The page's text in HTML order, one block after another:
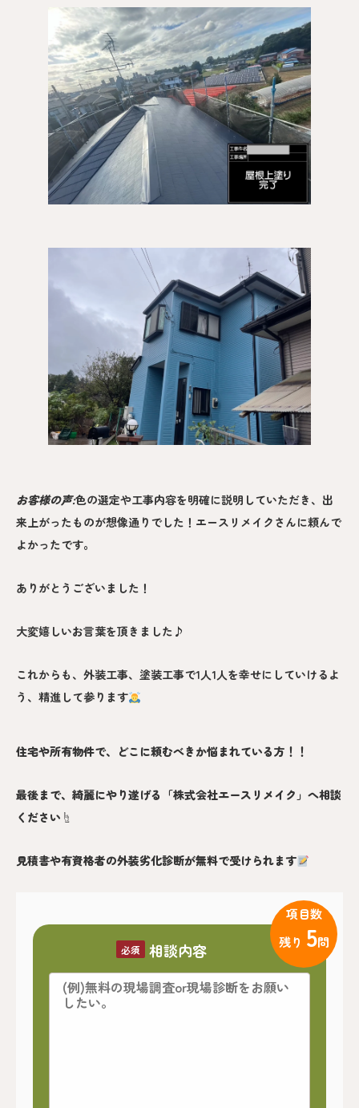
お客様の声:色の選定や工事内容を明確に説明していただき、出
来上がったものが想像通りでした！エースリメイクさんに頼んで
よかったです。
ありがとうございました！
大変嬉しいお言葉を頂きました♪
これからも、外装工事、塗装工事で1人1人を幸せにしていけるよ
う、精進して参ります
住宅や所有物件で、どこに頼むべきか悩まれている方！！
最後まで、綺麗にやり遂げる「株式会社エースリメイク」へ相談
ください☝️
見積書や有資格者の外装劣化診断が無料で受けられます
相談内容
項目数
残り 5問